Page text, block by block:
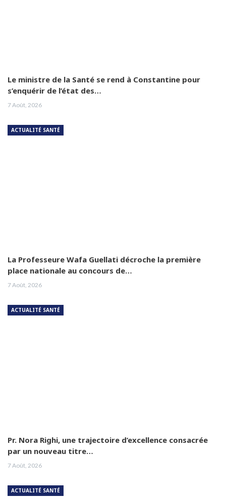
Le ministre de la Santé se rend à Constantine pour
s’enquérir de l’état des…
7 Août, 2026
ACTUALITÉ SANTÉ
La Professeure Wafa Guellati décroche la première
place nationale au concours de…
7 Août, 2026
ACTUALITÉ SANTÉ
Pr. Nora Righi, une trajectoire d’excellence consacrée
par un nouveau titre…
7 Août, 2026
ACTUALITÉ SANTÉ